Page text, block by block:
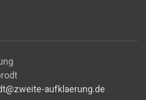
aufklaerung.de